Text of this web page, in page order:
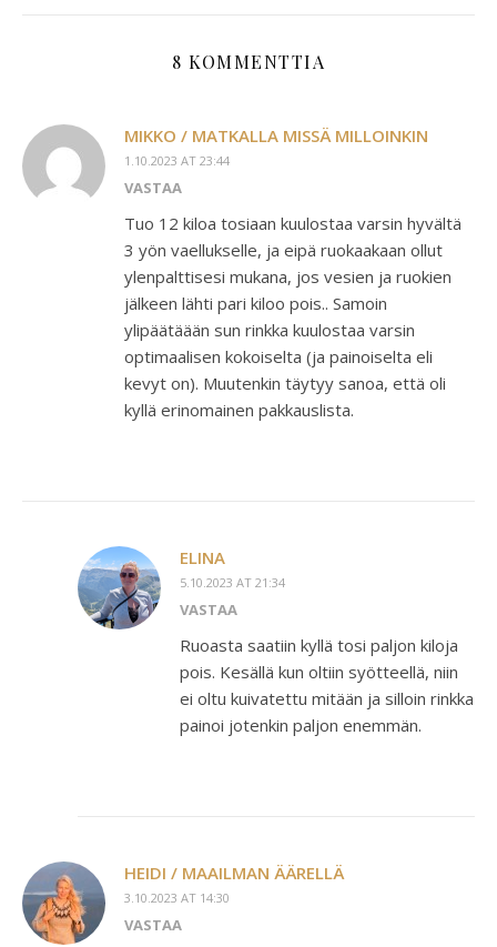
8 KOMMENTTIA
MIKKO / MATKALLA MISSÄ MILLOINKIN
1.10.2023 AT 23:44
VASTAA
Tuo 12 kiloa tosiaan kuulostaa varsin hyvältä
3 yön vaellukselle, ja eipä ruokaakaan ollut
ylenpalttisesi mukana, jos vesien ja ruokien
jälkeen lähti pari kiloo pois.. Samoin
ylipäätäään sun rinkka kuulostaa varsin
optimaalisen kokoiselta (ja painoiselta eli
kevyt on). Muutenkin täytyy sanoa, että oli
kyllä erinomainen pakkauslista.
ELINA
5.10.2023 AT 21:34
VASTAA
Ruoasta saatiin kyllä tosi paljon kiloja
pois. Kesällä kun oltiin syötteellä, niin
ei oltu kuivatettu mitään ja silloin rinkka
painoi jotenkin paljon enemmän.
HEIDI / MAAILMAN ÄÄRELLÄ
3.10.2023 AT 14:30
VASTAA